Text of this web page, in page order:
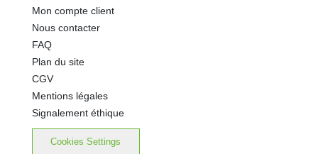
Mon compte client
Nous contacter
FAQ
Plan du site
CGV
Mentions légales
Signalement éthique
Cookies Settings